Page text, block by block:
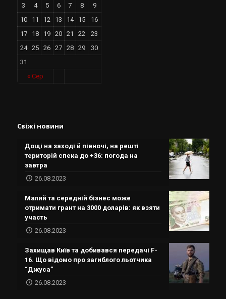
« Сер
3
4 5 6 7 8
9
10
11 12 13 14 15
16
17
18 19 20 21 22
23
24
25 26 27 28 29
30
31
Свіжі новини
Дощі на заході й півночі, на решті
територій спека до +36: погода на
завтра
26.08.2023
Малий та середній бізнес може
отримати грант на 3000 доларів: як взяти
участь
26.08.2023
Захищав Київ та добивався передачі F-
16. Що відомо про загиблого льотчика
“Джуса”
26.08.2023